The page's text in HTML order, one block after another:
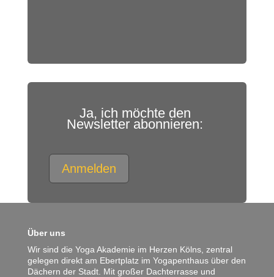
Ja, ich möchte den
Newsletter abonnieren:
Anmelden
Über uns
Wir sind die Yoga Akademie im Herzen Kölns, zentral
gelegen direkt am Ebertplatz im Yogapenthaus über den
Dächern der Stadt. Mit großer Dachterrasse und